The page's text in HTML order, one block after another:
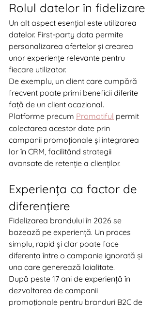
Rolul datelor în fidelizare
Un alt aspect esențial este utilizarea
datelor. First-party data permite
personalizarea ofertelor și crearea
unor experiențe relevante pentru
fiecare utilizator.
De exemplu, un client care cumpără
frecvent poate primi beneficii diferite
față de un client ocazional.
Platforme precum Promotiful permit
colectarea acestor date prin
campanii promoționale și integrarea
lor în CRM, facilitând strategii
avansate de retenție a clienților.
Experiența ca factor de
diferențiere
Fidelizarea brandului în 2026 se
bazează pe experiență. Un proces
simplu, rapid și clar poate face
diferența între o campanie ignorată și
una care generează loialitate.
După peste 17 ani de experiență în
dezvoltarea de campanii
promoționale pentru branduri B2C de